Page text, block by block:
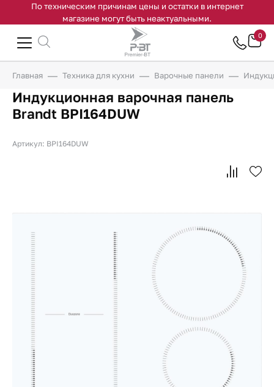
По техническим причинам цены и остатки в интернет
магазине могут быть неактуальными.
0
Главная Техника для кухни Варочные панели
Индукционная варочная панель
Brandt BPI164DUW
Артикул: BPI164DUW